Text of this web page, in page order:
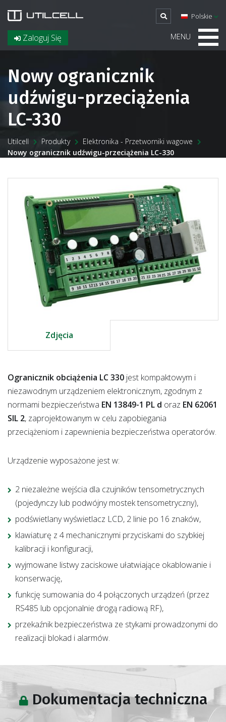
Zaloguj Się
Polskie
MENU
Nowy ogranicznik
udźwigu-przeciążenia
LC-330
Utilcell Produkty
Elektronika - Przetworniki wagowe
Nowy ogranicznik udźwigu-przeciążenia LC-330
Zdjęcia
Ogranicznik obciążenia LC 330 jest kompaktowym i
niezawodnym urządzeniem elektronicznym, zgodnym z
normami bezpieczeństwa EN 13849-1 PL d oraz EN 62061
SIL 2, zaprojektowanym w celu zapobiegania
przeciążeniom i zapewnienia bezpieczeństwa operatorów.
Urządzenie wyposażone jest w:
2 niezależne wejścia dla czujników tensometrycznych
(pojedynczy lub podwójny mostek tensometryczny),
podświetlany wyświetlacz LCD, 2 linie po 16 znaków,
klawiaturę z 4 mechanicznymi przyciskami do szybkiej
kalibracji i konfiguracji,
wyjmowane listwy zaciskowe ułatwiające okablowanie i
konserwację,
funkcję sumowania do 4 połączonych urządzeń (przez
RS485 lub opcjonalnie drogą radiową RF),
przekaźnik bezpieczeństwa ze stykami prowadzonymi do
realizacji blokad i alarmów.
Dokumentacja techniczna